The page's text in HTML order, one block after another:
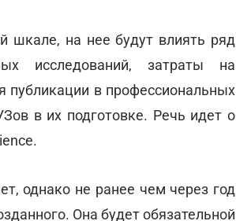
шкале, на нее будут влиять ряд
исследований, затраты на
публикации в профессиональных
в их подготовке. Речь идет о
однако не ранее чем через год
Она будет обязательной